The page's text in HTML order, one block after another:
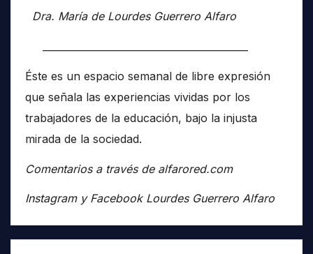
Dra. María de Lourdes Guerrero Alfaro
Éste es un espacio semanal de libre expresión
que señala las experiencias vividas por los
trabajadores de la educación, bajo la injusta
mirada de la sociedad.
Comentarios a través de alfarored.com
Instagram y Facebook Lourdes Guerrero Alfaro